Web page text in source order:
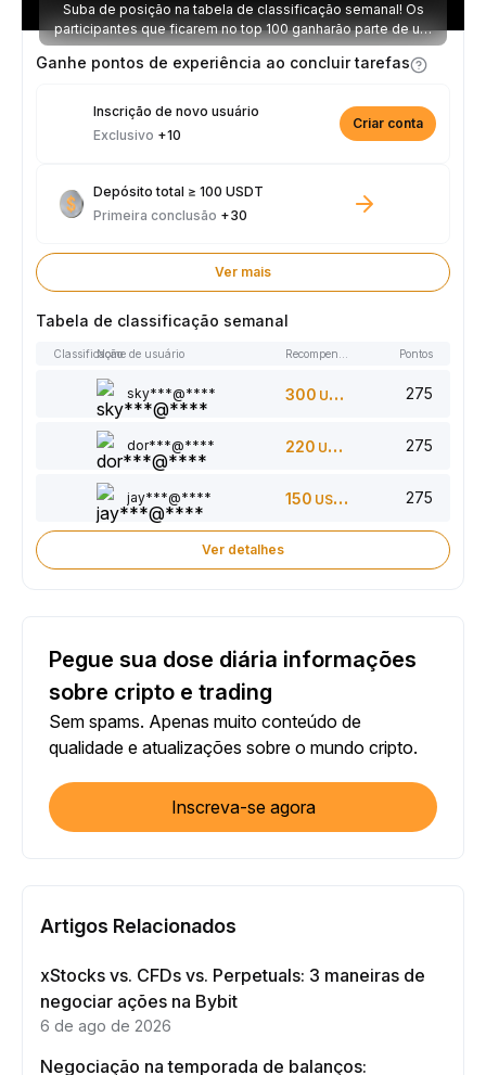
Suba de posição na tabela de classificação semanal! Os
participantes que ficarem no top 100 ganharão parte de um
prêmio de 2.500 USDT toda semana.
Ganhe pontos de experiência ao concluir tarefas
Inscrição de novo usuário
Exclusivo +10
Criar conta
Depósito total ≥ 100 USDT
Primeira conclusão +30
Ver mais
Tabela de classificação semanal
ClassificaçãoNome de usuário Pontos
sky***@**** 300 USDT 275
dor***@**** 220 USDT 275
jay***@**** 150 USDT 275
Ver detalhes
Pegue sua dose diária informações
sobre cripto e trading
Sem spams. Apenas muito conteúdo de
qualidade e atualizações sobre o mundo cripto.
Inscreva-se agora
Artigos Relacionados
xStocks vs. CFDs vs. Perpetuals: 3 maneiras de
negociar ações na Bybit
6 de ago de 2026
Negociação na temporada de balanços: